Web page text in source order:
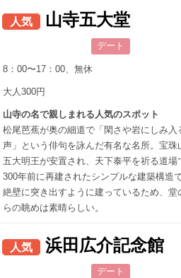
人気 山寺五大堂
デート
8：00〜17：00、無休
大人300円
山寺の名で親しまれる人気のスポット
松尾芭蕉が奥の細道で「閑さや岩にしみ入
声」という俳句を詠んだ有名な名所。宝珠
五大明王が安置され、天下泰平を祈る道場
300年前に再建されたシンプルな建築構造
絶壁に突き出すように建っているため、堂
らの眺めは素晴らしい。
人気 浜田広介記念館
デート